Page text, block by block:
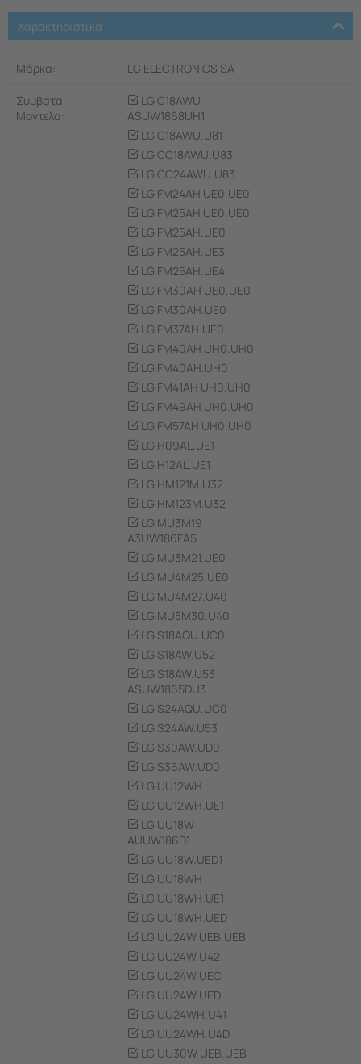
Χαρακτηριστικά
Μάρκα: LG ELECTRONICS SA
Συμβατα
Μοντελα:
LG C18AWU
ASUW1868UH1
LG C18AWU.U81
LG CC18AWU.U83
LG CC24AWU.U83
LG FM24AH UE0.UE0
LG FM25AH UE0.UE0
LG FM25AH.UE0
LG FM25AH.UE3
LG FM25AH.UE4
LG FM30AH UE0.UE0
LG FM30AH.UE0
LG FM37AH.UE0
LG FM40AH UH0.UH0
LG FM40AH.UH0
LG FM41AH UH0.UH0
LG FM49AH UH0.UH0
LG FM57AH UH0.UH0
LG H09AL.UE1
LG H12AL.UE1
LG HM121M.U32
LG HM123M.U32
LG MU3M19
A3UW186FA5
LG MU3M21.UE0
LG MU4M25.UE0
LG MU4M27.U40
LG MU5M30.U40
LG S18AQU.UC0
LG S18AW.U52
LG S18AW.U53
ASUW1865DU3
LG S24AQU.UC0
LG S24AW.U53
LG S30AW.UD0
LG S36AW.UD0
LG UU12WH
LG UU12WH.UE1
LG UU18W
AUUW186D1
LG UU18W.UED1
LG UU18WH
LG UU18WH.UE1
LG UU18WH.UED
LG UU24W UEB.UEB
LG UU24W.U42
LG UU24W.UEC
LG UU24W.UED
LG UU24WH.U41
LG UU24WH.U4D
LG UU30W UEB.UEB